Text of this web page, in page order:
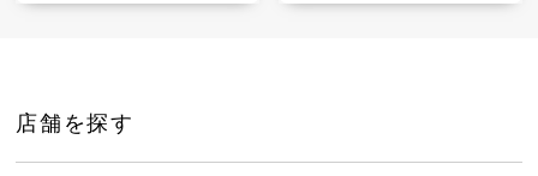
店舗を探す